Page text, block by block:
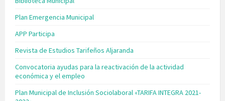
Plan Emergencia Municipal
APP Participa
Revista de Estudios Tarifeños Aljaranda
Convocatoria ayudas para la reactivación de la actividad
económica y el empleo
Plan Municipal de Inclusión Sociolaboral «TARIFA INTEGRA 2021-